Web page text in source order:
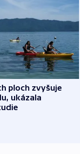
ploch zvyšuje
ukázala